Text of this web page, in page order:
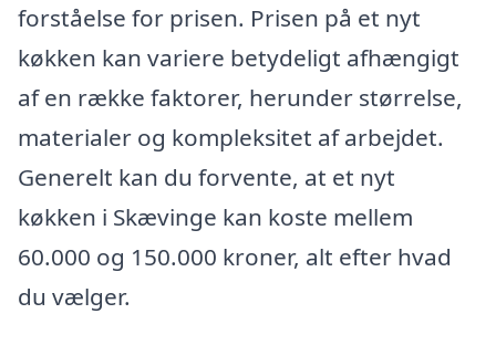
forståelse for prisen. Prisen på et nyt
køkken kan variere betydeligt afhængigt
af en række faktorer, herunder størrelse,
materialer og kompleksitet af arbejdet.
Generelt kan du forvente, at et nyt
køkken i Skævinge kan koste mellem
60.000 og 150.000 kroner, alt efter hvad
du vælger.